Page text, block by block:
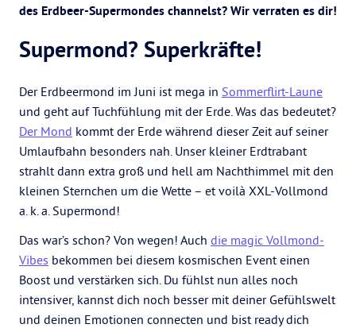
des Erdbeer-Supermondes channelst? Wir verraten es dir!
Supermond? Superkräfte!
Der Erdbeermond im Juni ist mega in Sommerflirt-Laune
und geht auf Tuchfühlung mit der Erde. Was das bedeutet?
Der Mond kommt der Erde während dieser Zeit auf seiner
Umlaufbahn besonders nah. Unser kleiner Erdtrabant
strahlt dann extra groß und hell am Nachthimmel mit den
kleinen Sternchen um die Wette – et voilà XXL-Vollmond
a. k. a. Supermond!
Das war’s schon? Von wegen! Auch die magic Vollmond-
Vibes bekommen bei diesem kosmischen Event einen
Boost und verstärken sich. Du fühlst nun alles noch
intensiver, kannst dich noch besser mit deiner Gefühlswelt
und deinen Emotionen connecten und bist ready dich